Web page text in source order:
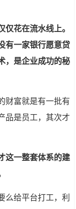
仅花在流水线上。
有一家银行愿意贷
，是企业成功的秘
财富就是有一批有
品是员工，其次才
这一整套体系的建
么给平台打工，利